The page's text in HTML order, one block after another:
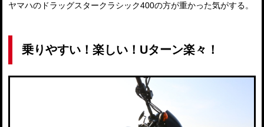
ヤマハのドラッグスタークラシック400の方が重かった気がする。
乗りやすい！楽しい！Uターン楽々！